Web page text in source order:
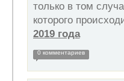
только в том
которого
2019 года
0 комментариев